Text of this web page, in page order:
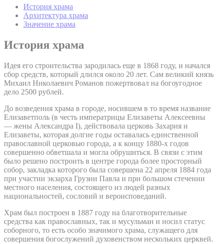
История храма
Архитектура храма
Значение храма
История храма
Идея его строительства зародилась еще в 1868 году, и начался
сбор средств, который длился около 20 лет. Сам великий князь
Михаил Николаевич Романов пожертвовал на богоугодное
дело 2500 рублей.
До возведения храма в городе, носившем в то время название
Елизаветполь (в честь императрицы Елизаветы Алексеевны
— жены Александра I), действовала церковь Захария и
Елизаветы, которая долгие годы оставалась единственной
православной церковью города, а к концу 1880-х годов
совершенно обветшала и могла обрушиться. В связи с этим
было решено построить в центре города более просторный
собор, закладка которого была совершена 22 апреля 1884 года
при участии экзарха Грузии Павла и при большом стечении
местного населения, состоящего из людей разных
национальностей, сословий и вероисповеданий.
Храм был построен в 1887 году на благотворительные
средства как православных, так и мусульман и носил статус
соборного, то есть особо значимого храма, служащего для
совершения богослужений духовенством нескольких церквей.